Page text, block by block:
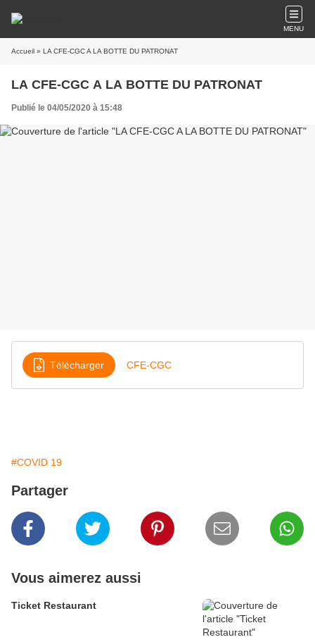
MENU
Accueil » LA CFE-CGC A LA BOTTE DU PATRONAT
LA CFE-CGC A LA BOTTE DU PATRONAT
Publié le 04/05/2020 à 15:48
Télécharger CFE-CGC
#COVID 19
Partager
Vous aimerez aussi
Ticket Restaurant